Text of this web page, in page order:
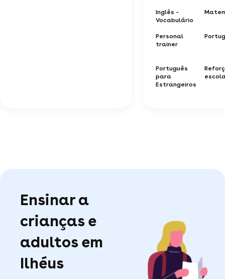
Inglês -
Vocabulário
Personal
trainer
Português
para
Estrangeiros
Ensinar a
crianças e
adultos em
Ilhéus